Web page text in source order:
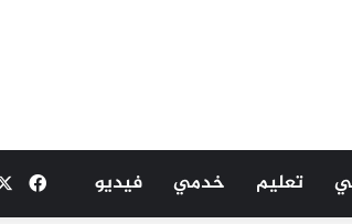
تعليم خدمي فيديو